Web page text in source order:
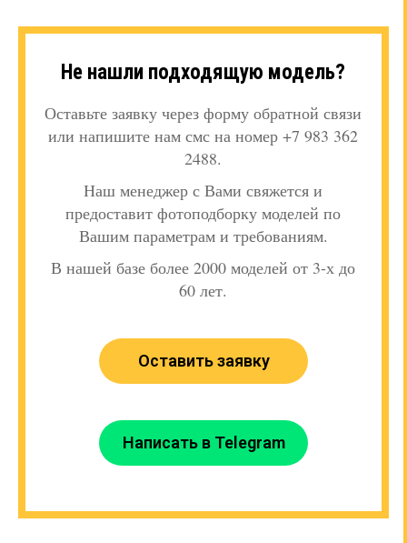
Не нашли подходящую модель?
Оставьте заявку через форму обратной связи
или напишите нам смс на номер +7 983 362
2488.
Наш менеджер с Вами свяжется и
предоставит фотоподборку моделей по
Вашим параметрам и требованиям.
В нашей базе более 2000 моделей от 3-х до
60 лет.
Оставить заявку
Написать в Telegram